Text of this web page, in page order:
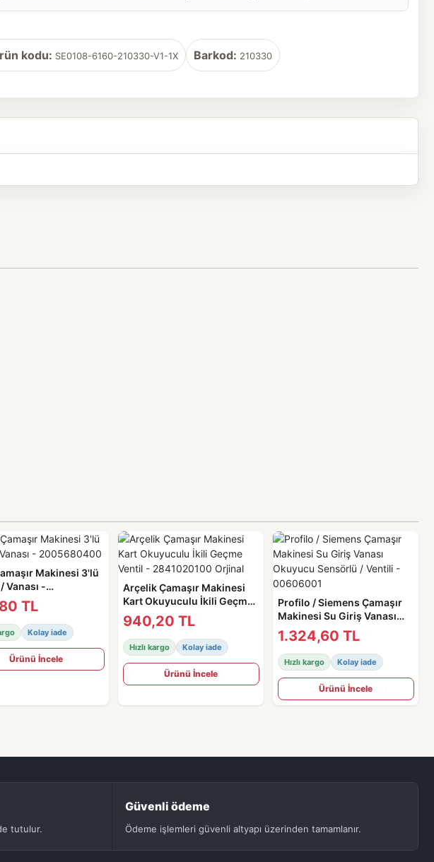
kodu: SE0108-6160-210330-V1-1X Barkod: 210330
Makinesi 3'lü
Vanası -
TL
Kolay iade
Ürünü İncele
Arçelik Çamaşır Makinesi
Kart Okuyuculu İkili Geçme
Ventil - 2841020100 Orjinal
940,20 TL
Hızlı kargo Kolay iade
Ürünü İncele
Profilo / Siemens Çamaşır
Makinesi Su Giriş Vanası
Okuyucu Sensörlü / Ventili -
00606001
1.324,60 TL
Hızlı kargo Kolay iade
Ürünü İncele
tutulur.
Güvenli ödeme
Ödeme işlemleri güvenli altyapı üzerinden tamamlanır.